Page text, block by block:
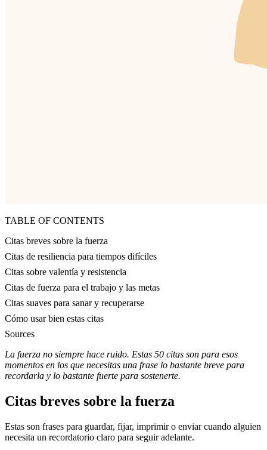
TABLE OF CONTENTS
Citas breves sobre la fuerza
Citas de resiliencia para tiempos difíciles
Citas sobre valentía y resistencia
Citas de fuerza para el trabajo y las metas
Citas suaves para sanar y recuperarse
Cómo usar bien estas citas
Sources
La fuerza no siempre hace ruido. Estas 50 citas son para esos
momentos en los que necesitas una frase lo bastante breve para
recordarla y lo bastante fuerte para sostenerte.
Citas breves sobre la fuerza
Estas son frases para guardar, fijar, imprimir o enviar cuando alguien
necesita un recordatorio claro para seguir adelante.